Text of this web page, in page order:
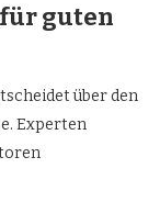
guten
über den
Experten